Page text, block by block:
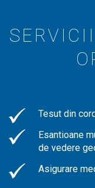
Tesut din
Esantioane
de vedere
Asigurare